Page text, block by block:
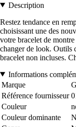
Description
Restez tendance en
choisissant une des
votre bracelet de
changer de look. Outils
bracelet non incluses.
Informations
Marque
Référence fournisseur
Couleur
Couleur dominante